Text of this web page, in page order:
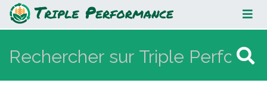
Chambre d'agriculture de la
Dordogne